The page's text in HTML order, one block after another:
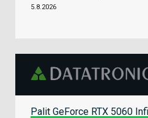
5.8.2026
Palit GeForce RTX 5060